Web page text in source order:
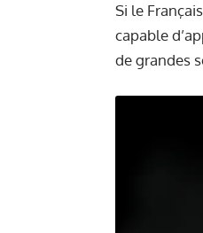
Si le
capable
de grandes